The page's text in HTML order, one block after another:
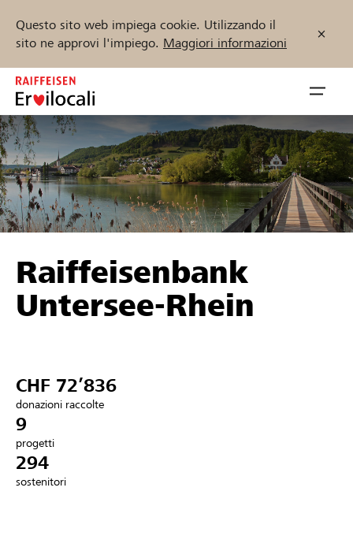
Questo sito web impiega cookie. Utilizzando il
sito ne approvi l'impiego. Maggiori informazioni
Zum
Inhalt
springen
öffnen
Sostenere
Aiuto & supporto
Collegarsi
Trova progetti e organizzazioni
Inizia ora
Raiffeisenbank
Untersee-Rhein
CHF 72’836
donazioni raccolte
9
progetti
294
sostenitori